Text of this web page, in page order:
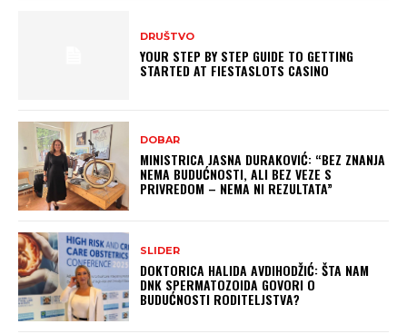
DRUŠTVO
YOUR STEP BY STEP GUIDE TO GETTING
STARTED AT FIESTASLOTS CASINO
DOBAR
MINISTRICA JASNA DURAKOVIĆ: “BEZ ZNANJA
NEMA BUDUĆNOSTI, ALI BEZ VEZE S
PRIVREDOM – NEMA NI REZULTATA”
SLIDER
DOKTORICA HALIDA AVDIHODŽIĆ: ŠTA NAM
DNK SPERMATOZOIDA GOVORI O
BUDUĆNOSTI RODITELJSTVA?